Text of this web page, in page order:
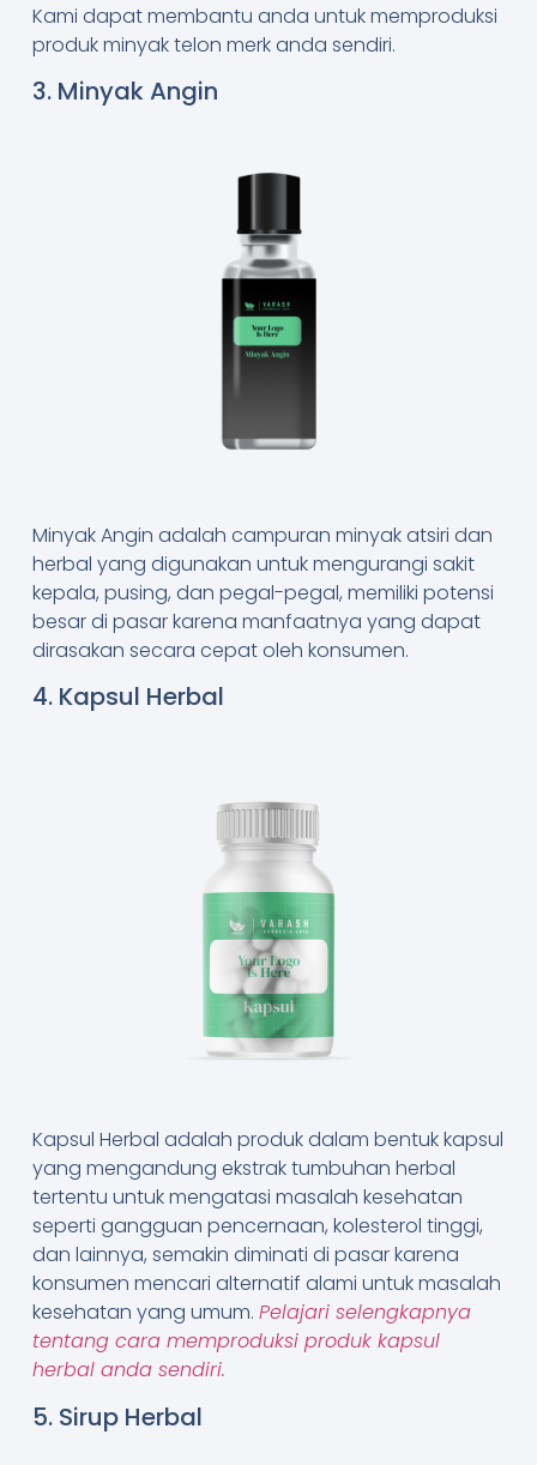
Kami dapat membantu anda untuk memproduksi
produk minyak telon merk anda sendiri.
3. Minyak Angin
Minyak Angin adalah campuran minyak atsiri dan
herbal yang digunakan untuk mengurangi sakit
kepala, pusing, dan pegal-pegal, memiliki potensi
besar di pasar karena manfaatnya yang dapat
dirasakan secara cepat oleh konsumen.
4. Kapsul Herbal
Kapsul Herbal adalah produk dalam bentuk kapsul
yang mengandung ekstrak tumbuhan herbal
tertentu untuk mengatasi masalah kesehatan
seperti gangguan pencernaan, kolesterol tinggi,
dan lainnya, semakin diminati di pasar karena
konsumen mencari alternatif alami untuk masalah
kesehatan yang umum. Pelajari selengkapnya
tentang cara memproduksi produk kapsul
herbal anda sendiri.
5. Sirup Herbal